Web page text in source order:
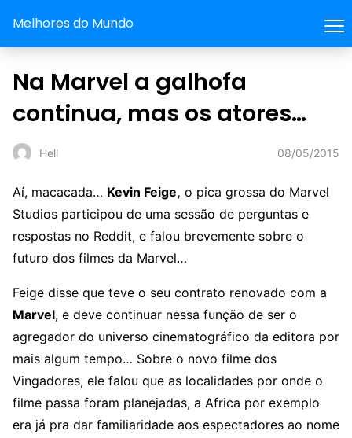
Melhores do Mundo
Na Marvel a galhofa
continua, mas os atores…
Hell 08/05/2015
Aí, macacada… Kevin Feige, o pica grossa do Marvel
Studios participou de uma sessão de perguntas e
respostas no Reddit, e falou brevemente sobre o
futuro dos filmes da Marvel…
Feige disse que teve o seu contrato renovado com a
Marvel, e deve continuar nessa função de ser o
agregador do universo cinematográfico da editora por
mais algum tempo… Sobre o novo filme dos
Vingadores, ele falou que as localidades por onde o
filme passa foram planejadas, a Africa por exemplo
era já pra dar familiaridade aos espectadores ao nome